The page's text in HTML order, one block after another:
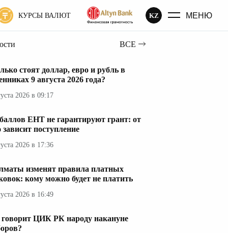
КУРСЫ ВАЛЮТ KZ МЕНЮ
ВСЕ
стоят доллар, евро и рубль в
9 августа 2026 года?
2026 в 09:17
ЕНТ не гарантируют грант: от
зависит поступление
2026 в 17:36
изменят правила платных
кому можно будет не платить
2026 в 16:49
ЦИК РК народу накануне